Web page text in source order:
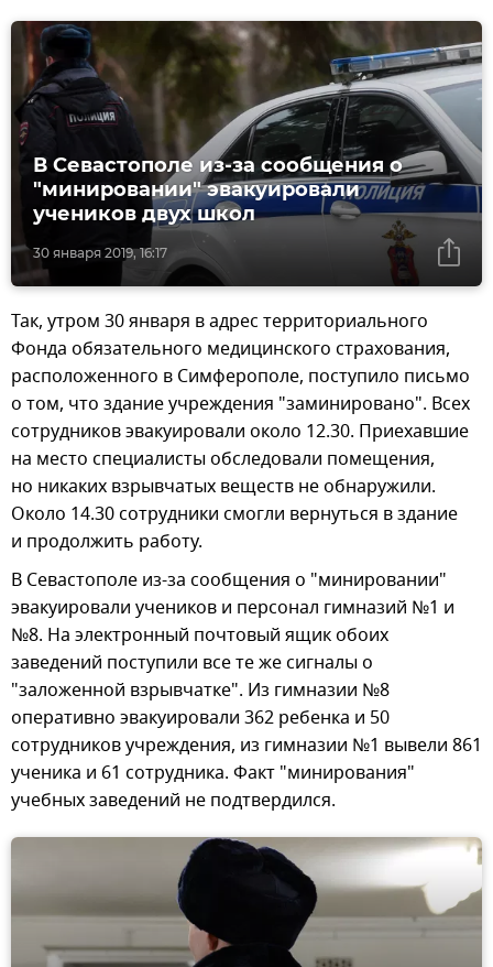
30 января 2019, 16:17
В Севастополе из-за сообщения о
"минировании" эвакуировали
учеников двух школ
Так, утром 30 января в адрес территориального
Фонда обязательного медицинского страхования,
расположенного в Симферополе, поступило письмо
о том, что здание учреждения "заминировано". Всех
сотрудников эвакуировали около 12.30. Приехавшие
на место специалисты обследовали помещения,
но никаких взрывчатых веществ не обнаружили.
Около 14.30 сотрудники смогли вернуться в здание
и продолжить работу.
В Севастополе из-за сообщения о "минировании"
эвакуировали учеников и персонал гимназий №1 и
№8. На электронный почтовый ящик обоих
заведений поступили все те же сигналы о
"заложенной взрывчатке". Из гимназии №8
оперативно эвакуировали 362 ребенка и 50
сотрудников учреждения, из гимназии №1 вывели 861
ученика и 61 сотрудника. Факт "минирования"
учебных заведений не подтвердился.